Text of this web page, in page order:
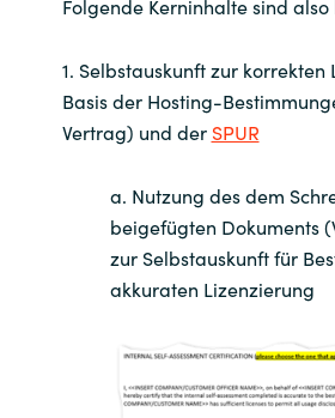
Kuwait
Lithuania
Malaysia
Middle East
Netherlands
Folgende Kerninhalte sind
1. Selbstauskunft zur
Basis der Hosting-
Vertrag) und der SPUR
a. Nutzung des dem
beigefügten Dokuments
zur Selbstauskunft für
akkuraten Lizenzierung